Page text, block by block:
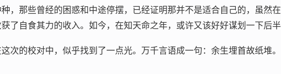
，那些曾经的困惑和中途停摆，已经证明那并不是适合自己的，虽然
获了自食其力的收入。如今，在知天命之年，或许又该好好谋划一下后半
次的校对中，似乎找到了一点光。万千言语成一句：余生埋首故纸堆。